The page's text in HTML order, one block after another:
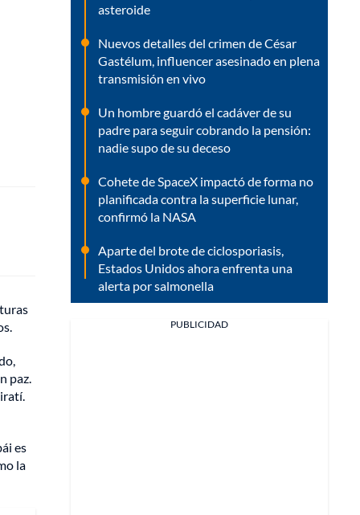
paz.
es
la
asteroide
Nuevos detalles del crimen de César
Gastélum, influencer asesinado en plena
transmisión en vivo
Un hombre guardó el cadáver de su
padre para seguir cobrando la pensión:
nadie supo de su deceso
Cohete de SpaceX impactó de forma no
planificada contra la superficie lunar,
confirmó la NASA
Aparte del brote de ciclosporiasis,
Estados Unidos ahora enfrenta una
alerta por salmonella
PUBLICIDAD